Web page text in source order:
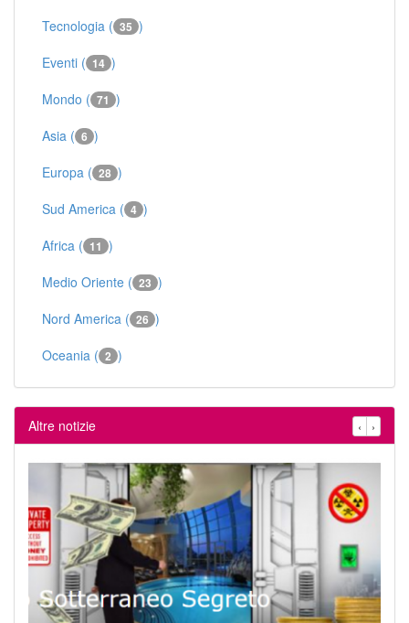
Tecnologia ( 35 )
Eventi ( 14 )
Mondo ( 71 )
Asia ( 6 )
Europa ( 28 )
Sud America ( 4 )
Africa ( 11 )
Medio Oriente ( 23 )
Nord America ( 26 )
Oceania ( 2 )
Altre notizie ‹ ›